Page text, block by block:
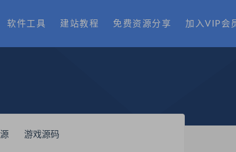
软件工具 建站教程 免费资源分享 加入VIP会
游戏源码